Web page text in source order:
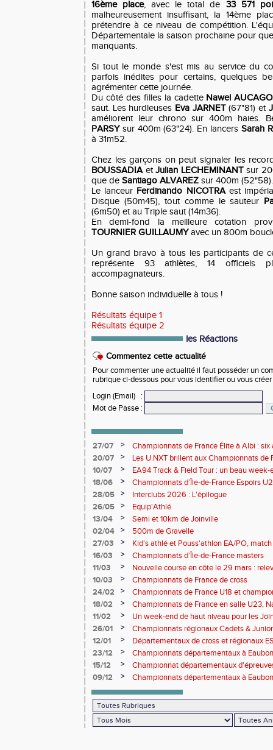
16ème place, avec le total de 33 571
malheureusement insuffisant, la 14ème
prétendre à ce niveau de compétition.
Départementale la saison prochaine pour
manquants.
Si tout le monde s'est mis au service du
parfois inédites pour certains, quelques
agrémenter cette journée.
Du côté des filles la cadette Nawel
saut. Les hurdleuses Eva JARNET(67"81) et
améliorent leur chrono sur 400m haies.
PARSYsur 400m (63"24). En lancers Sarah
à 31m52.
Chez les garçons on peut signaler les
BOUSSADIAetJulian LECHEMINANTsur
que de Santiago ALVAREZ sur 400m (52"58).
Le lanceur Ferdinando NICOTRAest
Disque (50m45), tout comme le sauteur
(6m50) et au Triple saut (14m36).
En demi-fond la meilleure cotation
TOURNIER GUILLAUMYavec un 800m
Un grand bravo à tous les participants de
représente 93 athlètes, 14 officiels
accompagnateurs.
Bonne saison individuelle à tous !
Résultats équipe 1
Résultats équipe 2
les Réactions
Commentez cette actualité
Pour commenter une actualité il faut posséder un
rubrique ci-dessous pour vous identifier ou vous
Login (Email)
:
Mot de Passe :
27/07 >
Championnats de France Élite à Albi :
rendez-vous de l'élite nationale
20/07 >
Les U.NXT brillent aux Championnats de
une pluie de performances
10/07 >
EA94 Track & Field Tour : un beau
18/06
>
Championnats d’Île-de-France Espoirs
28/05
>
Interclubs 2026 : L'épilogue
26/05
>
Equip'Athlé
13/04
>
Semi et 10km de Joinville
02/04
>
500m de Gravelle
27/03
>
Kid's athlé et Pouss'athlon EA/PO,
championnat LIFA épreuves combinées
16/03 >
Championnats d’Île-de-France masters
11/03
>
Nouvelle course en côte le 29 mars :
10/03
>
Championnats de France de cross
24/02
>
Championnats de France U18 et
Lancers Long
18/02 >
Championnats de France en salle U23,
de cross-country
11/02 >
Un week-end de haut niveau pour les
26/01
>
Championnats régionaux Cadets &
performances avant le Meeting de Paris
12/01 >
Départementaux de cross et régionaux
23/12
>
Championnats départementaux à
15/12
>
Championnat départementaux
09/12
> Championnats départementaux à